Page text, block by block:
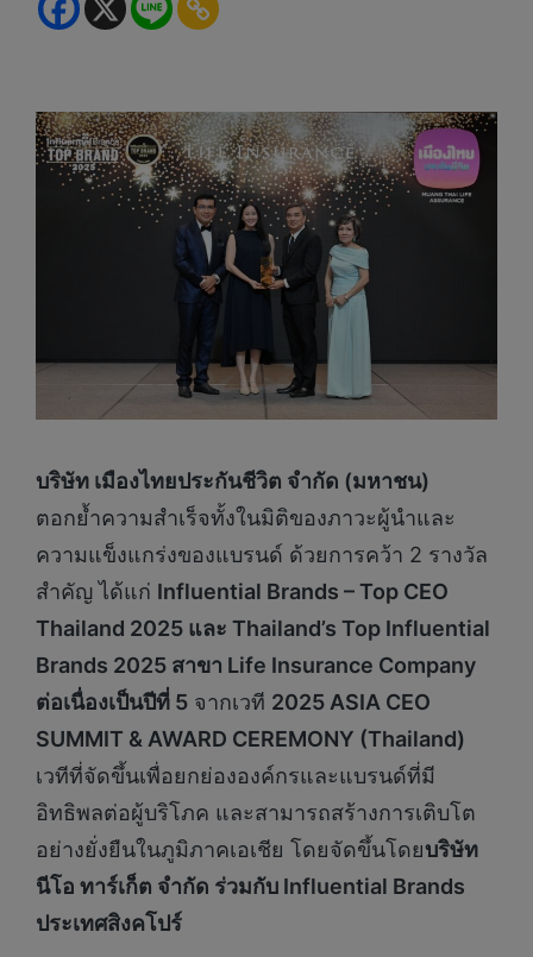
บริษัท เมืองไทยประกันชีวิต จำกัด (มหาชน)
ตอกย้ำความสำเร็จทั้งในมิติของภาวะผู้นำและ
ความแข็งแกร่งของแบรนด์ ด้วยการคว้า 2 รางวัล
สำคัญ ได้แก่ Influential Brands – Top CEO
Thailand 2025 และ Thailand’s Top Influential
Brands 2025 สาขา Life Insurance Company
ต่อเนื่องเป็นปีที่ 5 จากเวที 2025 ASIA CEO
SUMMIT & AWARD CEREMONY (Thailand)
เวทีที่จัดขึ้นเพื่อยกย่ององค์กรและแบรนด์ที่มี
อิทธิพลต่อผู้บริโภค และสามารถสร้างการเติบโต
อย่างยั่งยืนในภูมิภาคเอเชีย โดยจัดขึ้นโดยบริษัท
นีโอ ทาร์เก็ต จำกัด ร่วมกับ Influential Brands
ประเทศสิงคโปร์